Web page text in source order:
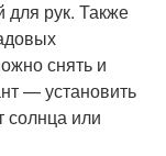
для рук. Также
снять и
— установить
солнца или